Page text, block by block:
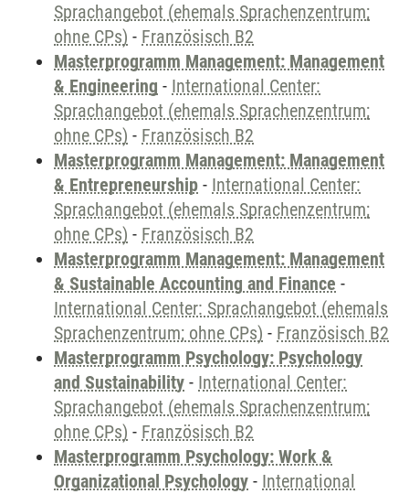
Sprachangebot (ehemals Sprachenzentrum;
ohne CPs) - Französisch B2
Masterprogramm Management: Management
& Engineering - International Center:
Sprachangebot (ehemals Sprachenzentrum;
ohne CPs) - Französisch B2
Masterprogramm Management: Management
& Entrepreneurship - International Center:
Sprachangebot (ehemals Sprachenzentrum;
ohne CPs) - Französisch B2
Masterprogramm Management: Management
& Sustainable Accounting and Finance -
International Center: Sprachangebot (ehemals
Sprachenzentrum; ohne CPs) - Französisch B2
Masterprogramm Psychology: Psychology
and Sustainability - International Center:
Sprachangebot (ehemals Sprachenzentrum;
ohne CPs) - Französisch B2
Masterprogramm Psychology: Work &
Organizational Psychology - International